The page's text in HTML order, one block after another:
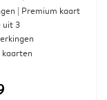
| Premium kaart
uit 3
kaarten